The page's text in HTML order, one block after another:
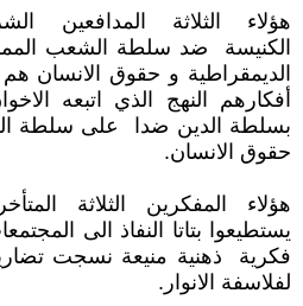
هؤلاء الثلاثة
الكنيسة ضد سلطة الشعب
الديمقراطية و حقوق الانسان هم
أفكارهم النهج الذي اتبعه
بسلطة الدين ضدا على سلطة
حقوق الانسان.
هؤلاء المفكرين الثلاثة
يستطيعوا بتاتا النفاذ الى
فكرية ذهنية منيعة نسجت
لفلاسفة الانوار.